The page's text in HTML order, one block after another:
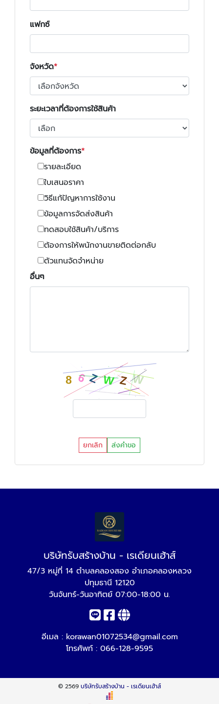
แฟกซ์
จังหวัด
ระยะเวลาที่ต้องการใช้สินค้า
ข้อมูลที่ต้องการ
รายละเอียด
ใบเสนอราคา
วิธีแก้ปัญหาการใช้งาน
ข้อมูลการจัดส่งสินค้า
ทดสอบใช้สินค้า/บริการ
ต้องการให้พนักงานขายติดต่อกลับ
ตัวแทนจัดจำหน่าย
อื่นๆ
ยกเลิก ส่งคำขอ
บริษัทรับสร้างบ้าน - เรเดียนเฮ้าส์
47/3 หมู่ที่ 14 ตำบลคลองสอง อำเภอคลองหลวง
ปทุมธานี 12120
วันจันทร์-วันอาทิตย์ 07:00-18:00 น.
อีเมล : korawan01072534@gmail.com
โทรศัพท์ : 066-128-9595
© 2569 บริษัทรับสร้างบ้าน - เรเดียนเฮ้าส์